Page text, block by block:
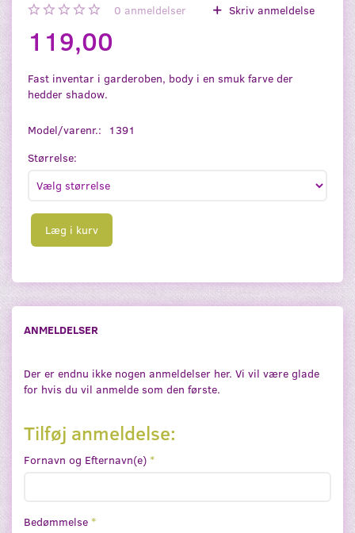
0 anmeldelser Skriv anmeldelse
119,00
Fast inventar i garderoben, body i en smuk farve der
hedder shadow.
Model/varenr.:
1391
Størrelse:
Læg i kurv
ANMELDELSER
Der er endnu ikke nogen anmeldelser her. Vi vil være glade
for hvis du vil anmelde som den første.
Tilføj anmeldelse:
Fornavn og Efternavn(e)
Bedømmelse